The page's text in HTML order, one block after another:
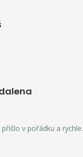
v pořádku a